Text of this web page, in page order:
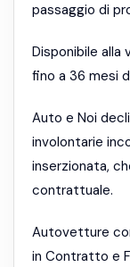
passaggio di
Disponibile
fino a 36 mesi
Auto e Noi
involontarie
inserzionata,
contrattuale.
Autovetture
in Contratto e